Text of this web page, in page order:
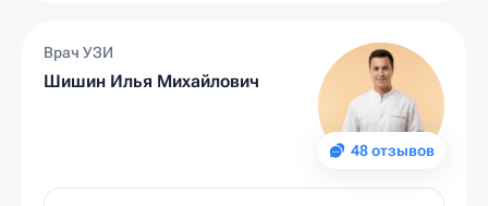
48 отзывов
Врач УЗИ
Шишин Илья Михайлович